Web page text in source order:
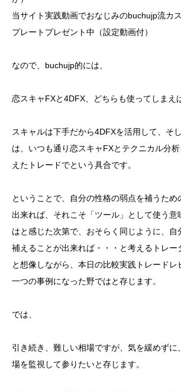
当サイト実践動画でおなじみのbuchujp流カ
プレートプレゼント中（設定動画付）
なので、buchujp的には、
恋スキャFXと4DFX、どちらも使ってしまえ
スキャルは下手だから4DFXを活用して、そ
は、いつも通り恋スキャFXとテクニカル分
えたトレードでという具合です。
ということで、自分の性格の弱点を補うため
出来れば、それこそ「ツール」として使う意
はと感じた次第で、おそらく同じように、自
補えることが出来れば・・・と考えるトレー
と想像しながら、本日の比較実践トレードレ
一つの事例になった野ではと存じます。
では、
引き続き、難しい相場ですが、気を緩めずに
場を監視して参りたいと存じます。